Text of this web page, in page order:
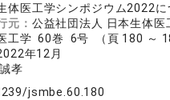
体医工学シンポジウム2022に
元： 公益社団法人 日本生体医
工学 60巻 6号 （頁 180 ～
年12月
孝
jsmbe.60.180